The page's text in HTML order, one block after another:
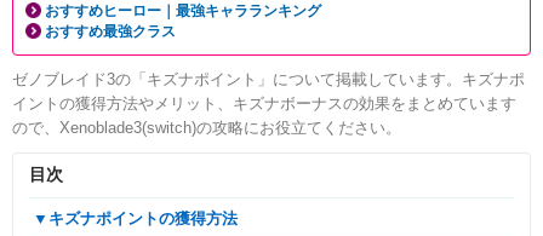
おすすめヒーロー｜最強キャラランキング
おすすめ最強クラス
ゼノブレイド3の「キズナポイント」について掲載しています。キズナポ
イントの獲得方法やメリット、キズナボーナスの効果をまとめています
ので、Xenoblade3(switch)の攻略にお役立てください。
目次
▼キズナポイントの獲得方法